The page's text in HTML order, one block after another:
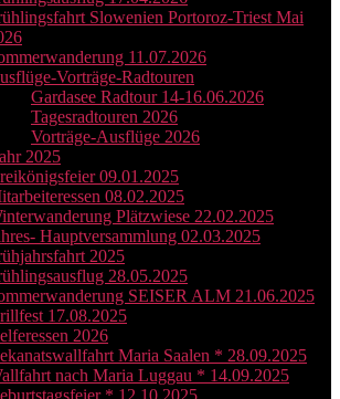
Slowenien Portoroz-Triest Mai
11.07.2026
Vorträge-Radtouren
Gardasee Radtour 14-16.06.2026
Tagesradtouren 2026
Vorträge-Ausflüge 2026
2025
09.01.2025
08.02.2025
Plätzwiese 22.02.2025
Hauptversammlung 02.03.2025
2025
28.05.2025
SEISER ALM 21.06.2025
17.08.2025
2026
Maria Saalen * 28.09.2025
nach Maria Luggau * 14.09.2025
* 12.10.2025